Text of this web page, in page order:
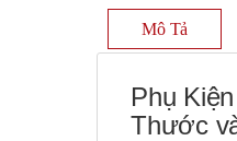
Mô Tả
Phụ
Thước